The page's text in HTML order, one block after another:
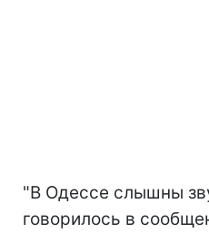
"В Одессе слышны
говорилось в